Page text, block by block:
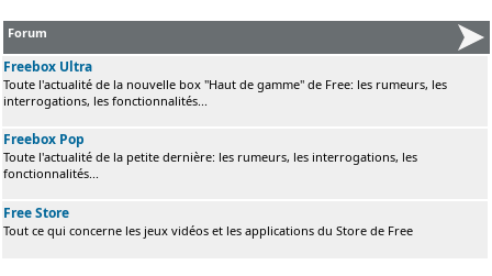
Forum
Freebox Ultra
Toute l'actualité de la nouvelle box "Haut de gamme" de Free: les rumeurs, les
interrogations, les fonctionnalités...
Freebox Pop
Toute l'actualité de la petite dernière: les rumeurs, les interrogations, les
fonctionnalités...
Free Store
Tout ce qui concerne les jeux vidéos et les applications du Store de Free